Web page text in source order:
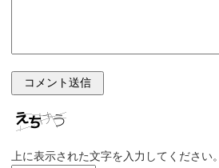
上に表示された文字を入力してください。